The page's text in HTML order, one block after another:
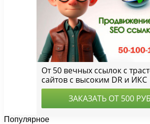
Популярное